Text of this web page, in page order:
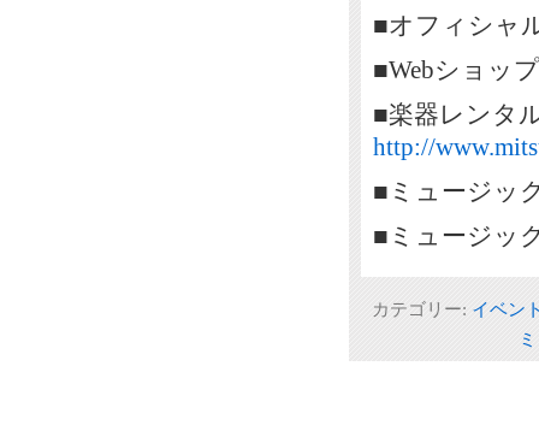
■オフィシャ
■Webショッ
■楽器レンタ
http://
■ミュージッ
■ミュージッ
カテゴリー: イベン